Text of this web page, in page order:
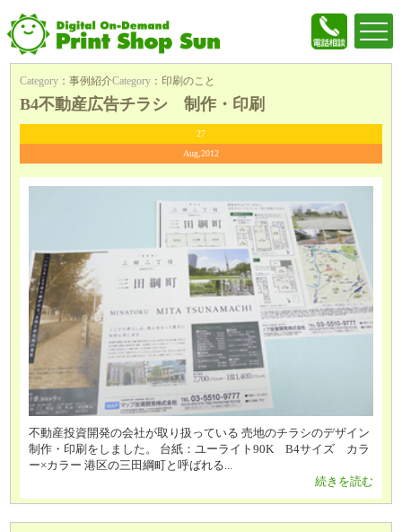
Category ：事例紹介Category ： 印刷のこと
B4不動産広告チラシ 制作・印刷
27
Aug,2012
不動産投資開発の会社が取り扱っている 売地のチラシのデザイン
制作・印刷をしました。 台紙：ユーライト90K B4サイズ カラ
ー×カラー 港区の三田綱町と呼ばれる...
続きを読む